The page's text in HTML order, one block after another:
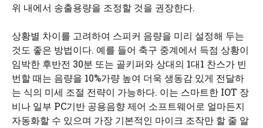
위 내에서 송출용량을 조정할 것을 권장한다.
상황별 차이를 고려하여 스피커 음량을 미리 설정해 두는
것도 좋은 방법이다. 예를 들어 축구 중계에서 득점 상황이
임박한 후반전 30분 또는 골키퍼와 상대의 1대1 찬스가 빈
번할 때는 음량을 10%가량 높여 더욱 생동감 있게 전달하
는 식의 미세 조절 전략이 가능하다. 이는 스마트한 IOT 장
비나 일부 PC기반 공용음향 제어 소프트웨어로 얼마든지
자동화할 수 있으며 가장 기본적인 마이크 조작만 할 줄 알